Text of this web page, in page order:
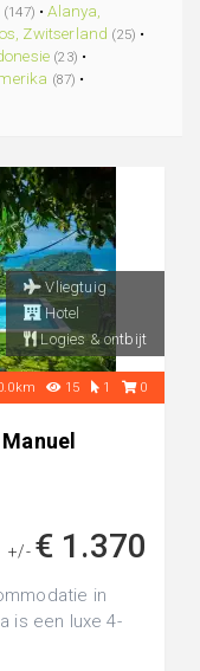
(147) •Alanya,
Zwitserland (25) •
(23) •
(87) •
Vliegtuig
Hotel
Logies & ontbijt
15 1 0
+/- € 1.370
in
is een luxe 4-